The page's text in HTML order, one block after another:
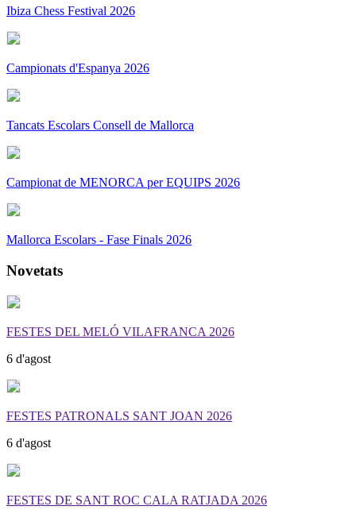
Ibiza Chess Festival 2026
Campionats d'Espanya 2026
Tancats Escolars Consell de Mallorca
Campionat de MENORCA per EQUIPS 2026
Mallorca Escolars - Fase Finals 2026
Novetats
FESTES DEL MELÓ VILAFRANCA 2026
6 d'agost
FESTES PATRONALS SANT JOAN 2026
6 d'agost
FESTES DE SANT ROC CALA RATJADA 2026